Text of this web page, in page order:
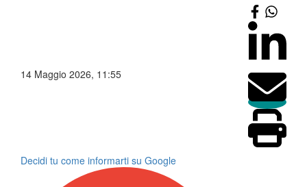
14 Maggio 2026, 11:55
Decidi tu come informarti su Google